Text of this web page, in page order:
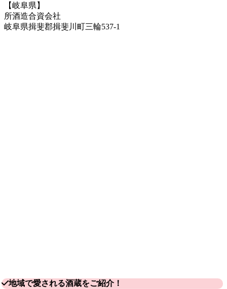
【岐阜県】
所酒造合資会社
岐阜県揖斐郡揖斐川町三輪537-1
地域で愛される酒蔵をご紹介！